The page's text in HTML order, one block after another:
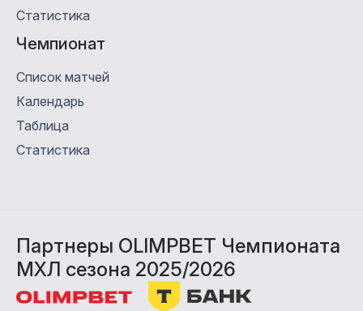
Статистика
Чемпионат
Список матчей
Календарь
Таблица
Статистика
Партнеры OLIMPBET Чемпионата
МХЛ сезона 2025/2026